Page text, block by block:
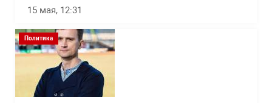
15 мая, 12:31
Политика